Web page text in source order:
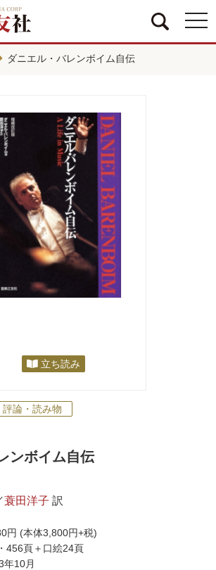
ダニエル・バレンボイム自伝
立ち読み
評論・読み物
ンボイム自伝
蓑田洋子 訳
円 (本体3,800円+税)
456頁＋口絵24頁
年10月